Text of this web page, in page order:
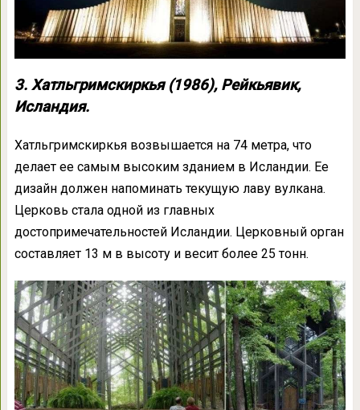
3. Хатльгримскиркья (1986), Рейкьявик,
Исландия.
Хатльгримскиркья возвышается на 74 метра, что
делает ее самым высоким зданием в Исландии. Ее
дизайн должен напоминать текущую лаву вулкана.
Церковь стала одной из главных
достопримечательностей Исландии. Церковный орган
составляет 13 м в высоту и весит более 25 тонн.